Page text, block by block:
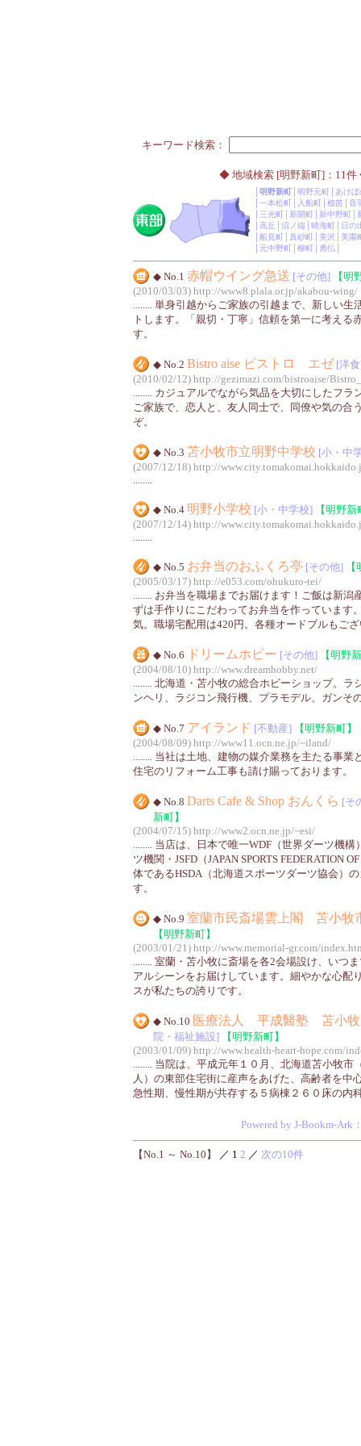
キーワード検索：
◆ 地域検索 [明野新町]：11
明野新町 明野元町
あけ
一本松町 入船町 植苗
音
三光町 新開町 新中野町
高丘 沼ノ端 晴海町
日の
船見町 真砂町 美沢
美園
元中野町 柳町 勇払
◆ No.1 赤帽ウイング急送 [その他]
【明
(2010/03/03) http://www8.plala.or.jp/akabou-wing/
........ 単身引越からご家族の引越まで、新しい生
トします。「親切・丁寧」信頼を第一に考える
す。
◆ No.2 Bistro aise ビストロ エゼ [洋
(2010/02/12) http://gezimazi.com/bistroaise/
........ カジュアルでながら気品を大切にしたフラ
ご家族で、恋人と、友人同士で、同僚や気の合
ぞ。
◆ No.3 苫小牧市立明野中学校 [小・中
(2007/12/18) http://
........
◆ No.4 明野小学校 [小・中学校]
【明野
(2007/12/14) http://
........
◆ No.5 お弁当のおふくろ亭 [その他]
(2005/03/17) http://e053.com/ohukuro-tei/
........ お弁当を職場までお届けます！ご飯は新潟
ずは手作りにこだわってお弁当を作っています
気。職場宅配用は420円。各種オードブルもご
◆ No.6 ドリームホビー [その他]
【明野
(2004/08/10) http://www.dreamhobby.net/
........ 北海道・苫小牧の総合ホビーショップ。ラ
ンヘリ、ラジコン飛行機、プラモデル、ガンそ
◆ No.7 アイランド [不動産]
【明野新町】
(2004/08/09) http://www11.ocn.ne.jp/~iland/
........ 当社は土地、建物の媒介業務を主たる事業
住宅のリフォーム工事も請け賜っております。
◆ No.8 Darts Cafe & Shop おんくら [そ
新町】
(2004/07/15) http://www2.ocn.ne.jp/~esi/
........ 当店は、日本で唯一WDF（世界ダーツ機
ツ機関・JSFD（JAPAN SPORTS FEDERATION
体であるHSDA（北海道スポーツダーツ協会）
す。
◆ No.9 室蘭市民斎場雲上閣 苫小牧
【明野新町】
(2003/01/21) http://www.memorial-gr.com/
........ 室蘭・苫小牧に斎場を各2会場設け、いつ
アルシーンをお届けしています。細やかな心配
スが私たちの誇りです。
◆ No.10 医療法人 平成醫塾 苫小牧
院・福祉施設]
【明野新町】
(2003/01/09) http://www.health-heart-hope.com/
........ 当院は、平成元年１０月、北海道苫小牧市
人）の東部住宅街に産声をあげた、高齢者を中
急性期、慢性期が共存する５病棟２６０床の内
Powered by J-Bookm-Ark
【No.1 ～ No.10】 ／ 1 2 ／ 次の10件